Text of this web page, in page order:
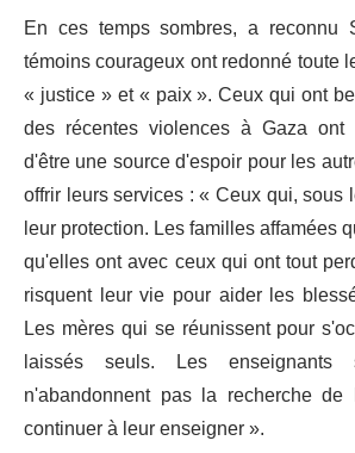
En ces temps sombres, a reconnu
témoins courageux ont redonné toute
« justice » et « paix ». Ceux qui ont
des récentes violences à Gaza ont
d'être une source d'espoir pour les
offrir leurs services : « Ceux qui, sous
leur protection. Les familles affamées
qu'elles ont avec ceux qui ont tout
risquent leur vie pour aider les
Les mères qui se réunissent pour
laissés seuls. Les
n'abandonnent pas la recherche
continuer à leur enseigner ».